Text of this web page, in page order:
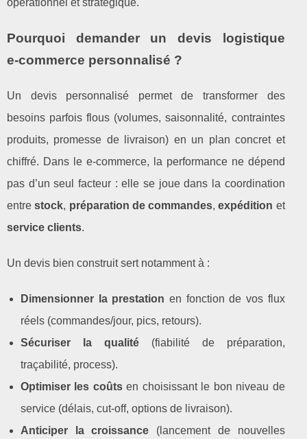
Pourquoi demander un devis logistique
e‑commerce personnalisé ?
Un devis personnalisé permet de transformer des
besoins parfois flous (volumes, saisonnalité, contraintes
produits, promesse de livraison) en un plan concret et
chiffré. Dans le e‑commerce, la performance ne dépend
pas d’un seul facteur : elle se joue dans la coordination
entrestock, préparation de commandes,expédition et
service clients.
Un devis bien construit sert notamment à :
Dimensionner la prestation en fonction de vos flux
réels (commandes/jour, pics, retours).
Sécuriser la qualité(fiabilité de préparation,
traçabilité, process).
Optimiser les coûtsen choisissant le bon niveau de
service (délais, cut‑off, options de livraison).
Anticiper la croissance (lancement de nouvelles